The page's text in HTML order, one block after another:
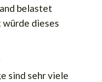
belastet
dieses
sind sehr viele